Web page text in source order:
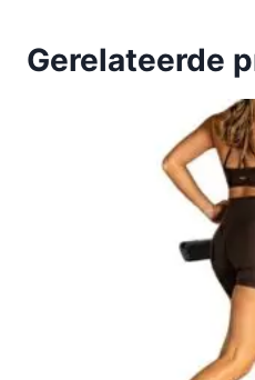
Gerelateerde